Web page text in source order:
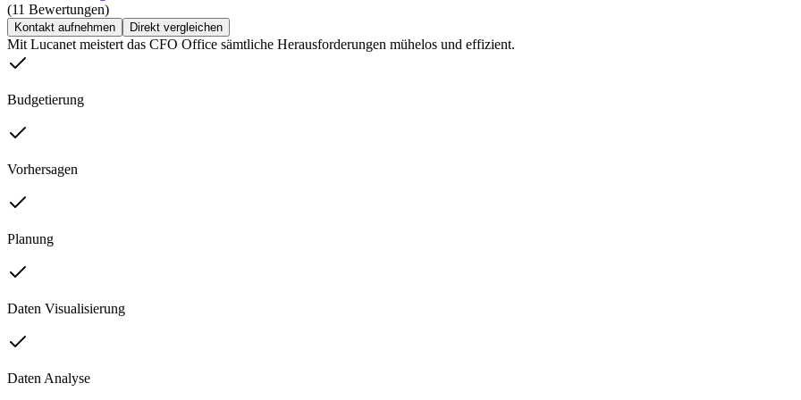
(11 Bewertungen)
Kontakt aufnehmen Direkt vergleichen
Mit Lucanet meistert das CFO Office sämtliche Herausforderungen mühelos und effizient.
Budgetierung
Vorhersagen
Planung
Daten Visualisierung
Daten Analyse